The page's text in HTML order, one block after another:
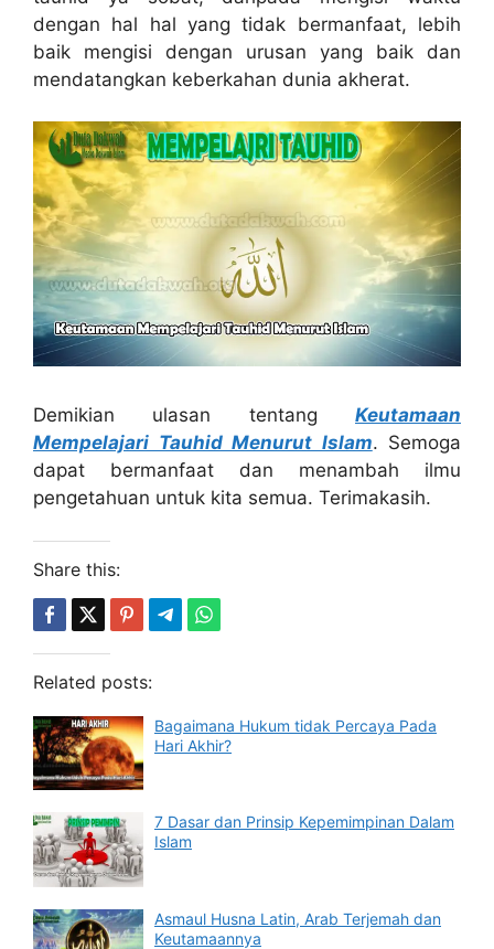
dengan hal hal yang tidak bermanfaat, lebih
baik mengisi dengan urusan yang baik dan
mendatangkan keberkahan dunia akherat.
Demikian ulasan tentang Keutamaan
Mempelajari Tauhid Menurut Islam. Semoga
dapat bermanfaat dan menambah ilmu
pengetahuan untuk kita semua. Terimakasih.
Share this:
Related posts:
Bagaimana Hukum tidak Percaya Pada
Hari Akhir?
7 Dasar dan Prinsip Kepemimpinan Dalam
Islam
Asmaul Husna Latin, Arab Terjemah dan
Keutamaannya